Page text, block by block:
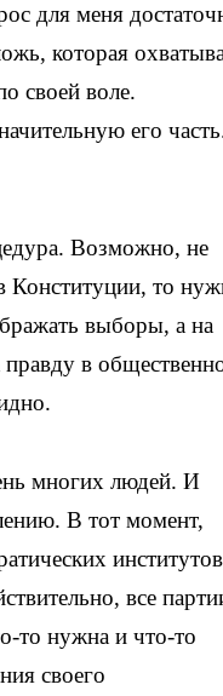
для меня
которая
своей воле.
его
Возможно, не
Конституции, то
выборы, а на
в
многих людей. И
В тот момент,
все
то нужна и что-то
своего